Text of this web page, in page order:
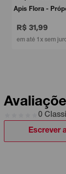
Apis Flora -
R$ 31,99
em até 1x sem
0
Escrever